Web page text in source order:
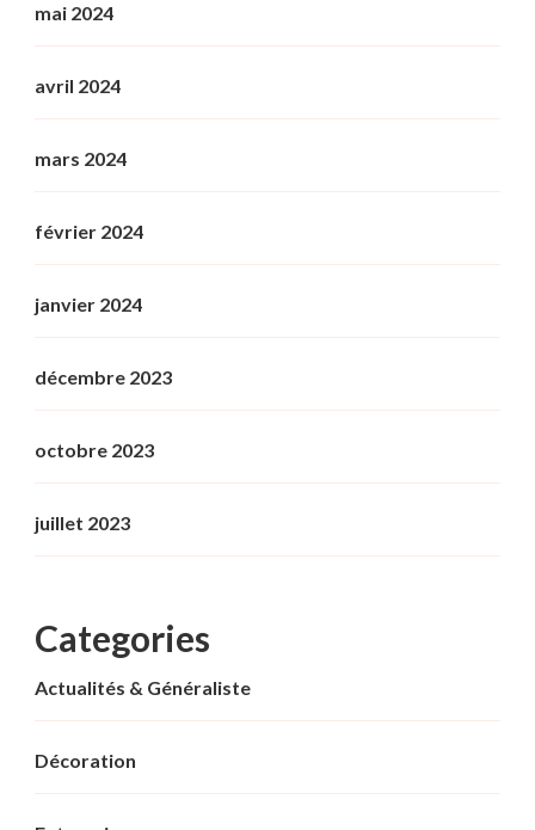
mai 2024
avril 2024
mars 2024
février 2024
janvier 2024
décembre 2023
octobre 2023
juillet 2023
Categories
Actualités & Généraliste
Décoration